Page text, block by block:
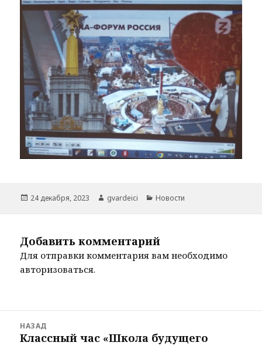
Опубликовано
24 декабря, 2023 Автор
gvardeici Рубрики
Новости
Добавить комментарий
Для отправки комментария вам необходимо
авторизоваться.
записям
НАЗАД
Предыдущая
Классный час «Школа будущего